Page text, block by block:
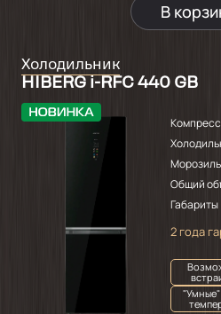
В
Холодильник
HIBERG i-RFC 440 GB
Общий
2 года
"Умные"